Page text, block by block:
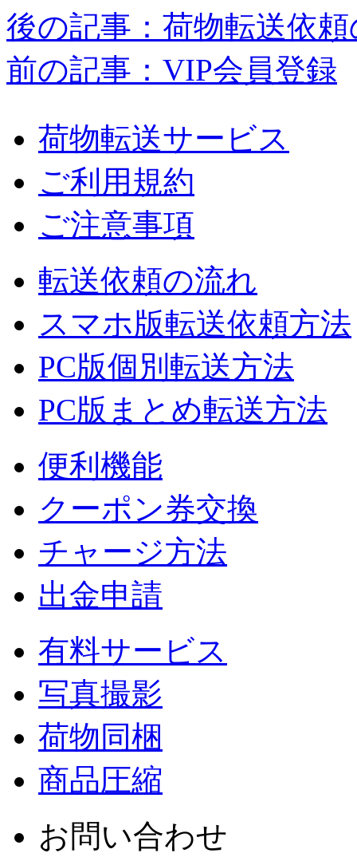
後の記事：荷物転送依
前の記事：VIP会員登録
荷物転送サービス
ご利用規約
ご注意事項
転送依頼の流れ
スマホ版転送依頼方法
PC版個別転送方法
PC版まとめ転送方法
便利機能
クーポン券交換
チャージ方法
出金申請
有料サービス
写真撮影
荷物同梱
商品圧縮
お問い合わせ